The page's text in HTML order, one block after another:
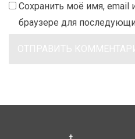
Сохранить моё имя, email
браузере для